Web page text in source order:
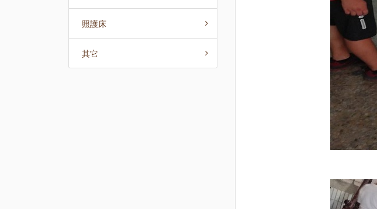
照護床
其它